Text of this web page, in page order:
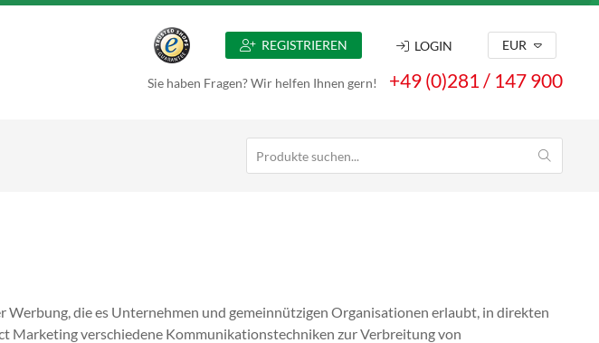
REGISTRIEREN LOGIN EUR
Sie haben Fragen? Wir helfen Ihnen gern! +49 (0)281 / 147 900
Werbung, die es Unternehmen und gemeinnützigen Organisationen erlaubt, in direkten
Marketing verschiedene Kommunikationstechniken zur Verbreitung von